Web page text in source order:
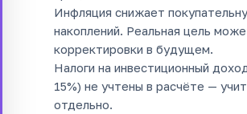
Инфляция снижает
накоплений. Реальная цель
корректировки в будущем.
Налоги на инвестиционный
15%) не учтены в расчёте —
отдельно.